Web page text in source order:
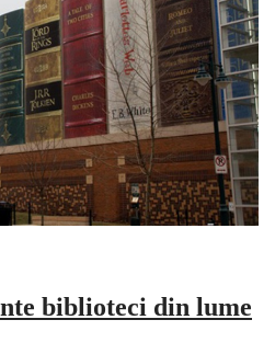
biblioteci din lume